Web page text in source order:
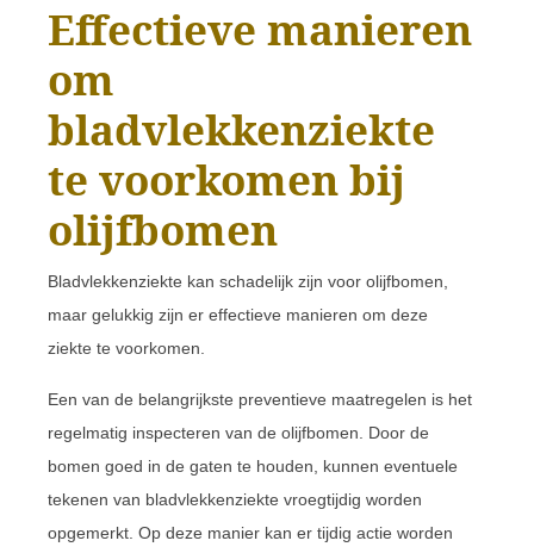
Effectieve manieren
om
bladvlekkenziekte
te voorkomen bij
olijfbomen
Bladvlekkenziekte kan schadelijk zijn voor olijfbomen,
maar gelukkig zijn er effectieve manieren om deze
ziekte te voorkomen.
Een van de belangrijkste preventieve maatregelen is het
regelmatig inspecteren van de olijfbomen. Door de
bomen goed in de gaten te houden, kunnen eventuele
tekenen van bladvlekkenziekte vroegtijdig worden
opgemerkt. Op deze manier kan er tijdig actie worden